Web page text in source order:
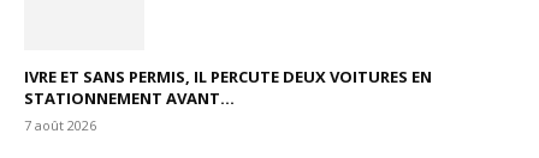
IVRE ET SANS PERMIS, IL PERCUTE DEUX VOITURES EN
STATIONNEMENT AVANT...
7 août 2026